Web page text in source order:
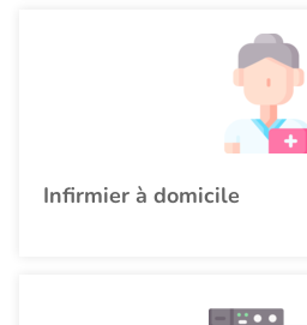
Infirmier à domicile